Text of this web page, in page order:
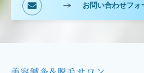
お問い合わせフォ